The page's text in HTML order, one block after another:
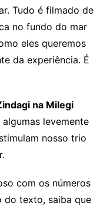
Tudo é filmado de
no fundo do mar
eles queremos
da experiência. É
na Milegi
levemente
nosso trio
com os números
do texto, saiba que